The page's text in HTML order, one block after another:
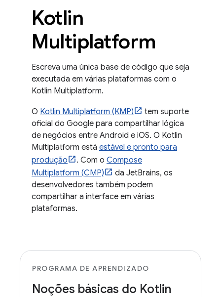
Kotlin
Multiplatform
Escreva uma única base de código que seja
executada em várias plataformas com o
Kotlin Multiplatform.
O Kotlin Multiplatform (KMP)
tem suporte
oficial do Google para compartilhar lógica
de negócios entre Android e iOS. O Kotlin
Multiplatform está estável e pronto para
produção
. Com o Compose
Multiplatform (CMP)
da JetBrains, os
desenvolvedores também podem
compartilhar a interface em várias
plataformas.
PROGRAMA DE APRENDIZADO
Noções básicas do Kotlin